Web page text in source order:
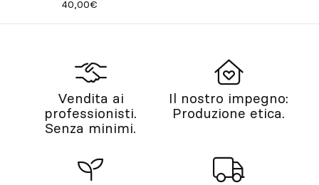
40,00€
Vendita ai
professionisti.
Senza minimi.
Il nostro impegno:
Produzione etica.